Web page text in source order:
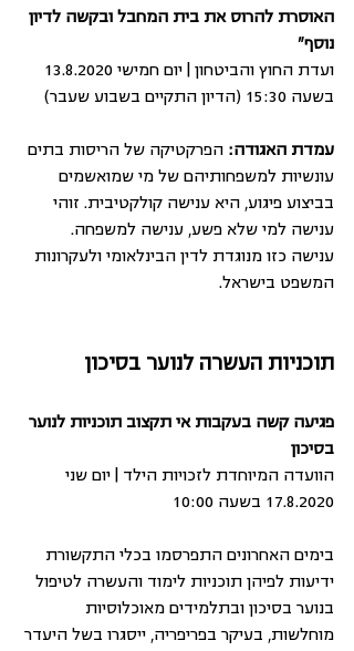
האוסרת להרוס את בית המחבל ובקשה לדיון
נוסף"
בשעה 15:30 (הדיון התקיים בשבוע שעבר)
עמדת האגודה: הפרקטיקה של הריסות בתים
עונשיות למשפחותיהם של מי שמואשמים
בביצוע פיגוע, היא ענישה קולקטיבית. זוהי
ענישה למי שלא פשע, ענישה למשפחה.
ענישה כזו מנוגדת לדין הבינלאומי ולעקרונות
המשפט בישראל.
תוכניות העשרה לנוער בסיכון
פגיעה קשה בעקבות אי תקצוב תוכניות לנוער
בסיכון
הוועדה המיוחדת לזכויות הילד | יום שני
17.8.2020 בשעה 10:00
בימים האחרונים התפרסמו בכלי התקשורת
ידיעות לפיהן תוכניות לימוד והעשרה לטיפול
בנוער בסיכון ובתלמידים מאוכלוסיות
מוחלשות, בעיקר בפריפריה, ייסגרו בשל היעדר